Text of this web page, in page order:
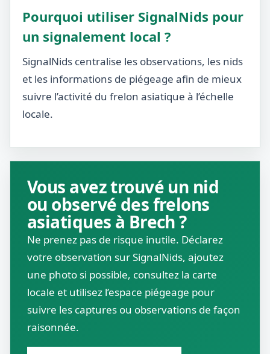
Pourquoi utiliser SignalNids pour
un signalement local ?
SignalNids centralise les observations, les nids
et les informations de piégeage afin de mieux
suivre l’activité du frelon asiatique à l’échelle
locale.
Vous avez trouvé un nid
ou observé des frelons
asiatiques à Brech ?
Ne prenez pas de risque inutile. Déclarez
votre observation sur SignalNids, ajoutez
une photo si possible, consultez la carte
locale et utilisez l’espace piégeage pour
suivre les captures ou observations de façon
raisonnée.